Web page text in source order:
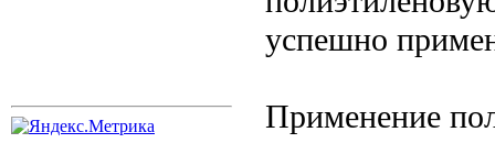
успешно
Применение